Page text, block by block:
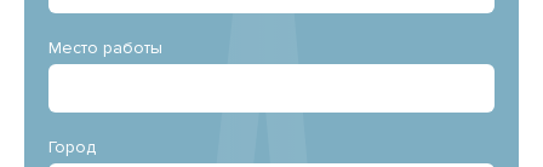
Место работы
Город